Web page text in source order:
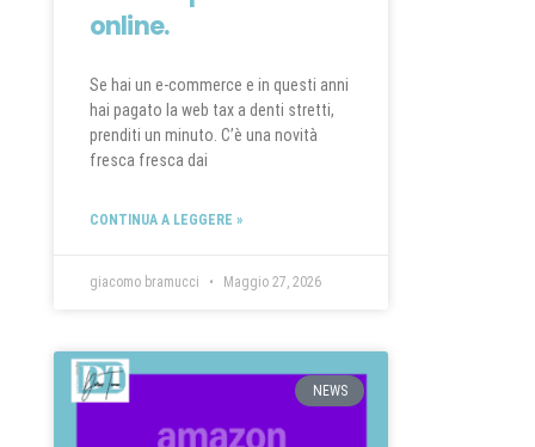
online.
Se hai un e-commerce e in questi anni
hai pagato la web tax a denti stretti,
prenditi un minuto. C’è una novità
fresca fresca dai
CONTINUA A LEGGERE »
giacomo bramucci Maggio 27, 2026
NEWS